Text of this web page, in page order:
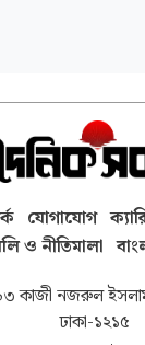
যোগাযোগ
ও নীতিমালা
৯৩ কাজী নজরুল
ঢাকা-১২১৫